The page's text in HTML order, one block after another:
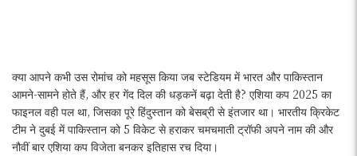
क्या आपने कभी उस रोमांच को महसूस किया जब स्टेडियम में भारत और पाकिस्तान
आमने-सामने होते हैं, और हर गेंद दिल की धड़कनें बढ़ा देती है? एशिया कप 2025 का
फाइनल वही पल था, जिसका पूरे हिंदुस्तान को बेसब्री से इंतजार था। भारतीय क्रिकेट
टीम ने दुबई में पाकिस्तान को 5 विकेट से हराकर चमचमाती ट्रॉफी अपने नाम की और
नौवीं बार एशिया कप विजेता बनकर इतिहास रच दिया।